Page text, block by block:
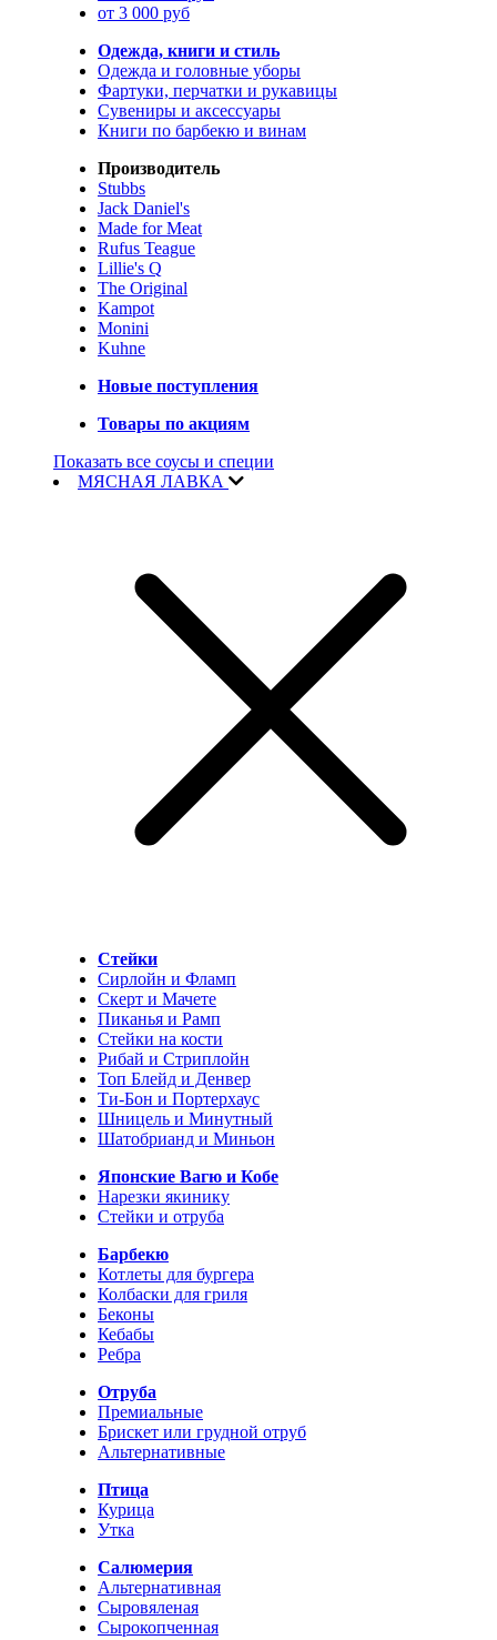
от 3 000 руб
Одежда, книги и стиль
Одежда и головные уборы
Фартуки, перчатки и рукавицы
Сувениры и аксессуары
Книги по барбекю и винам
Производитель
Stubbs
Jack Daniel's
Made for Meat
Rufus Teague
Lillie's Q
The Original
Kampot
Monini
Kuhne
Новые поступления
Товары по акциям
Показать все соусы и специи
МЯСНАЯ ЛАВКА
Стейки
Сирлойн и Фламп
Скерт и Мачете
Пиканья и Рамп
Стейки на кости
Рибай и Стриплойн
Топ Блейд и Денвер
Ти-Бон и Портерхаус
Шницель и Минутный
Шатобрианд и Миньон
Японские Вагю и Кобе
Нарезки якинику
Стейки и отруба
Барбекю
Котлеты для бургера
Колбаски для гриля
Беконы
Кебабы
Ребра
Отруба
Премиальные
Брискет или грудной отруб
Альтернативные
Птица
Курица
Утка
Салюмерия
Альтернативная
Сыровяленая
Сырокопченная